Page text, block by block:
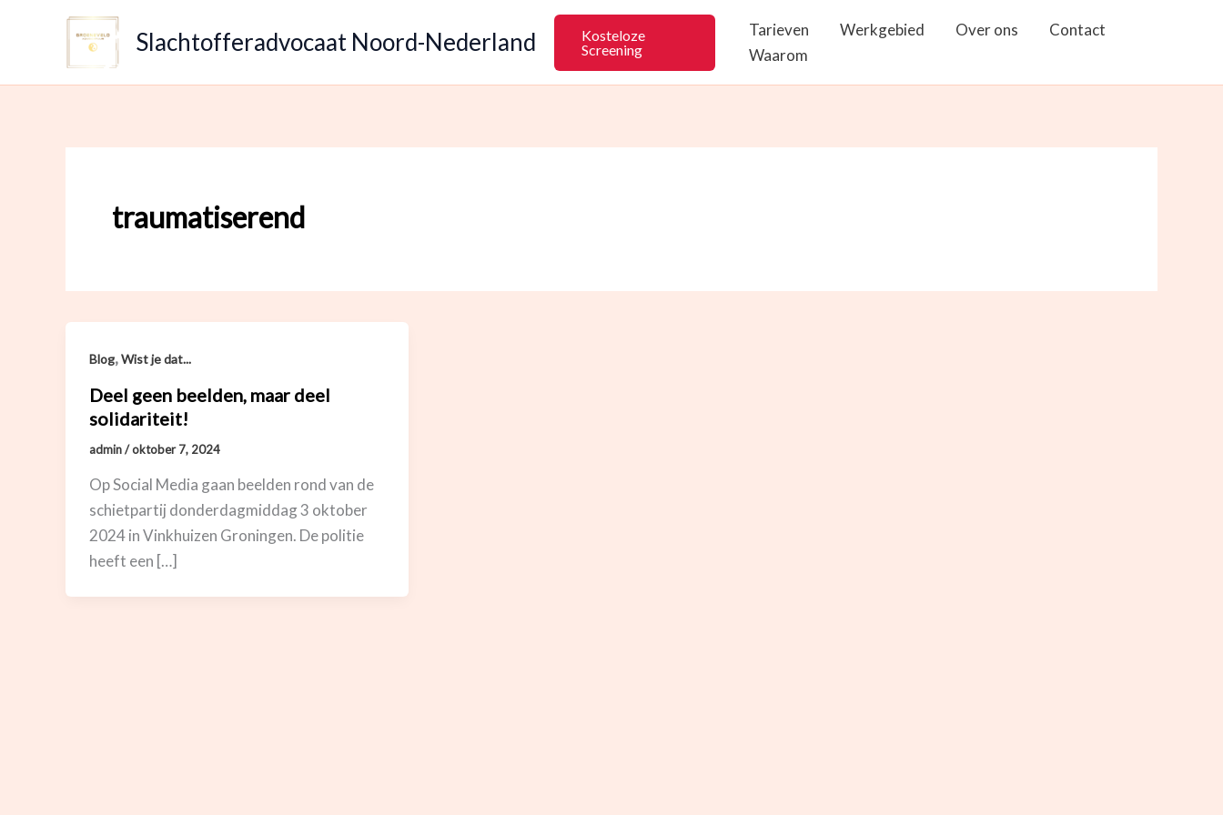
inhoud
Slachtofferadvocaat Noord-Nederland
Kosteloze
Screening
Tarieven Werkgebied Over ons
Contact
Waarom
traumatiserend
Blog,Wist je dat...
Deel geen beelden, maar deel
solidariteit!
admin/oktober 7, 2024
Op Social Media gaan beelden rond van de
schietpartij donderdagmiddag 3 oktober
2024 in Vinkhuizen Groningen. De politie
heeft een […]